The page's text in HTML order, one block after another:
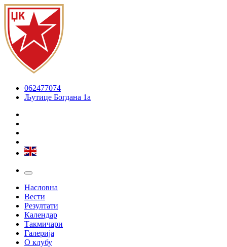
062477074
Љутице Богдана 1а
Насловна
Вести
Резултати
Календар
Такмичари
Галерија
О клубу